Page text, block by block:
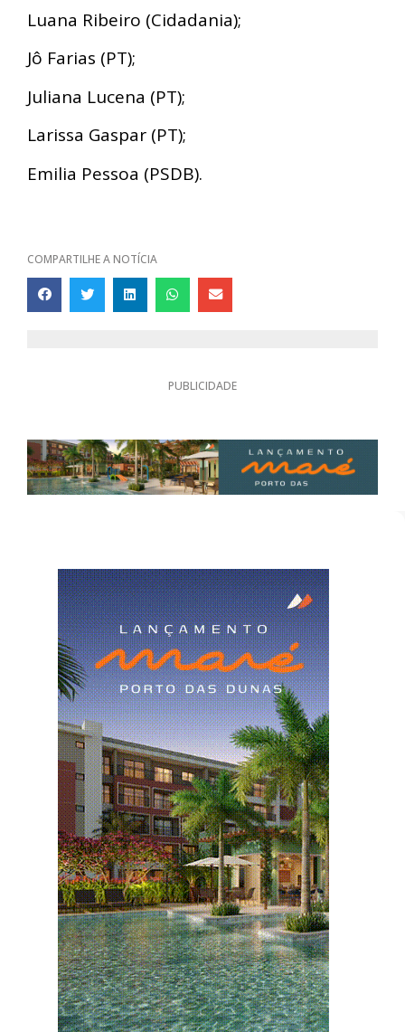
Luana Ribeiro (Cidadania);
Jô Farias (PT);
Juliana Lucena (PT);
Larissa Gaspar (PT);
Emilia Pessoa (PSDB).
COMPARTILHE A NOTÍCIA
PUBLICIDADE